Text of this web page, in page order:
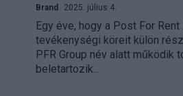
Brand 2025. július 4.
Egy éve, hogy a Post For
tevékenységi köreit külön
PFR Group név alatt működik
beletartozik...